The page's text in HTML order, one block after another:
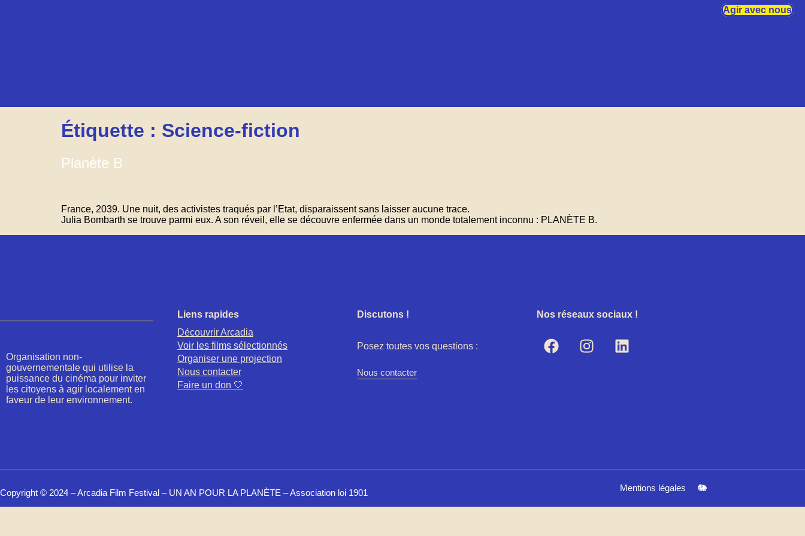
Agir avec nous
Étiquette : Science-fiction
Planète B
France, 2039. Une nuit, des activistes traqués par l’Etat, disparaissent sans laisser aucune trace.
Julia Bombarth se trouve parmi eux. A son réveil, elle se découvre enfermée dans un monde totalement inconnu : PLANÈTE B.
Organisation non-
gouvernementale qui utilise la
puissance du cinéma pour inviter
les citoyens à agir localement en
faveur de leur environnement.
Liens rapides
Découvrir Arcadia
Voir les films sélectionnés
Organiser une projection
Nous contacter
Faire un don 🤍
Discutons !
Posez toutes vos questions :
Nous contacter
Nos réseaux sociaux !
Copyright © 2024 – Arcadia Film Festival – UN AN POUR LA PLANÈTE – Association loi 1901 Mentions légales 🐘